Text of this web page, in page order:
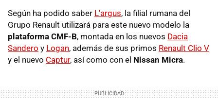
Según ha podido saber L'argus, la filial rumana del
Grupo Renault utilizará para este nuevo modelo la
plataforma CMF-B, montada en los nuevos Dacia
Sandero y Logan, además de sus primos Renault Clio V
y el nuevo Captur, así como con el Nissan Micra.